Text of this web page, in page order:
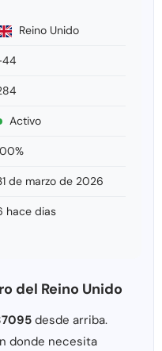
Reino Unido
Activo
de marzo de 2026
hace dias
del Reino Unido
desde arriba.
donde necesita